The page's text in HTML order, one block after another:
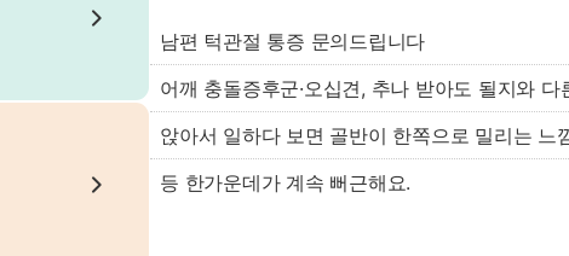
남편 턱관절 통증 문의드립니다
어깨 충돌증후군·오십견, 추나 받아도 될지와 다
앉아서 일하다 보면 골반이 한쪽으로 밀리는 느
등 한가운데가 계속 뻐근해요.